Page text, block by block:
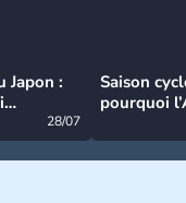
Japon :
28/07
Saison
pourquoi